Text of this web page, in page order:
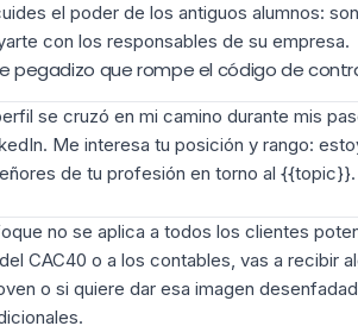
el poder de los antiguos alumnos:
con los responsables de su empresa.
pegadizo que rompe el código de
se cruzó en mi camino durante mis
Me interesa tu posición y rango:
de tu profesión en torno al {{topic}}.
no se aplica a todos los clientes
CAC40 o a los contables, vas a recibir
o si quiere dar esa imagen